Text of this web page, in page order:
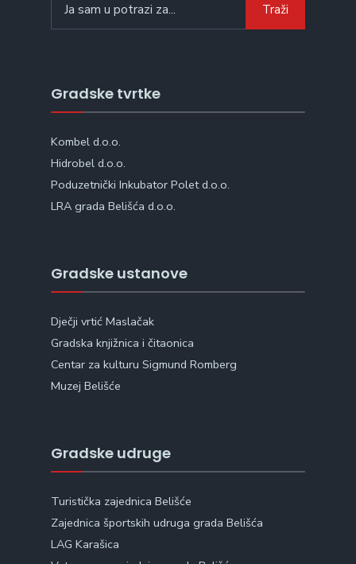
for:
Traži
Gradske tvrtke
Kombel d.o.o.
Hidrobel d.o.o.
Poduzetnički Inkubator Polet d.o.o.
LRA grada Belišća d.o.o.
Gradske ustanove
Dječji vrtić Maslačak
Gradska knjižnica i čitaonica
Centar za kulturu Sigmund Romberg
Muzej Belišće
Gradske udruge
Turistička zajednica Belišće
Zajednica športskih udruga grada Belišća
LAG Karašica